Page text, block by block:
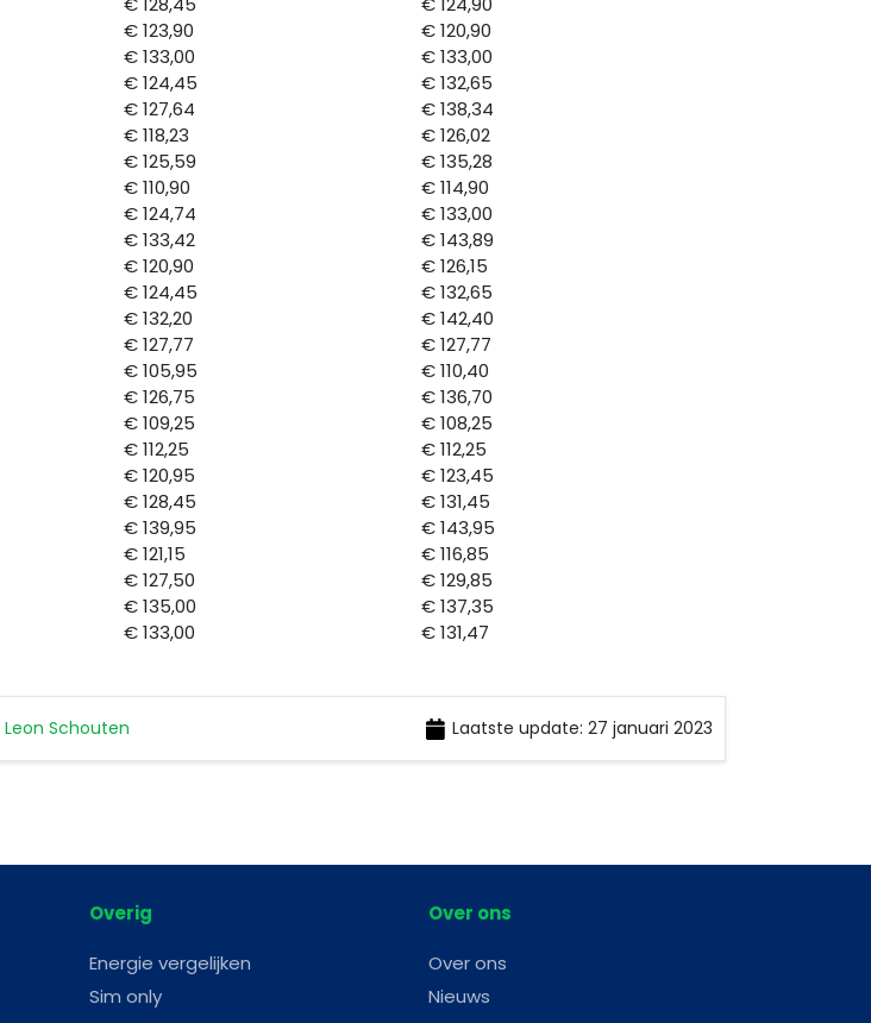
€ 123,90
€ 120,90
€ 133,00
€ 133,00
€ 124,45
€ 132,65
€ 127,64
€ 138,34
€ 118,23
€ 126,02
€ 125,59
€ 135,28
€ 110,90
€ 114,90
€ 124,74
€ 133,00
€ 133,42
€ 143,89
€ 120,90
€ 126,15
€ 124,45
€ 132,65
€ 132,20
€ 142,40
€ 127,77
€ 127,77
€ 105,95
€ 110,40
€ 126,75
€ 136,70
€ 109,25
€ 108,25
€ 112,25
€ 112,25
€ 120,95
€ 123,45
€ 128,45
€ 131,45
€ 139,95
€ 143,95
€ 121,15
€ 116,85
€ 127,50
€ 129,85
€ 135,00
€ 137,35
€ 133,00 € 131,47
Leon Schouten Laatste update: 27 januari 2023
Overig
Energie vergelijken
Sim only
Over ons
Over ons
Nieuws